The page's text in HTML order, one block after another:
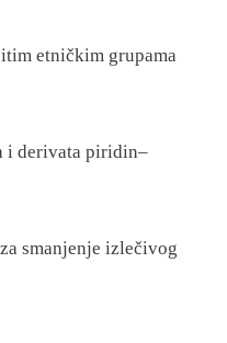
etničkim grupama
i derivata piridin–
smanjenje izlečivog